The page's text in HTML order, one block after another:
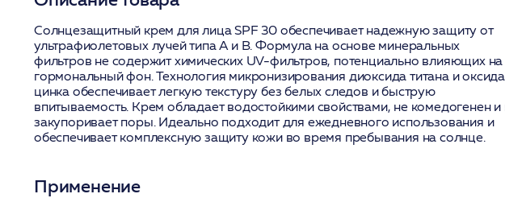
Солнцезащитный крем для лица SPF 30 обеспечивает надежную защиту от
ультрафиолетовых лучей типа А и В. Формула на основе минеральных
фильтров не содержит химических UV-фильтров, потенциально влияющих на
гормональный фон. Технология микронизирования диоксида титана и оксида
цинка обеспечивает легкую текстуру без белых следов и быструю
впитываемость. Крем обладает водостойкими свойствами, не комедогенен и
закупоривает поры. Идеально подходит для ежедневного использования и
обеспечивает комплексную защиту кожи во время пребывания на солнце.
Применение